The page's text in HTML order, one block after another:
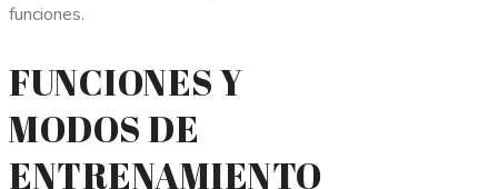
funciones.
FUNCIONES Y
MODOS DE
ENTRENAMIENTO